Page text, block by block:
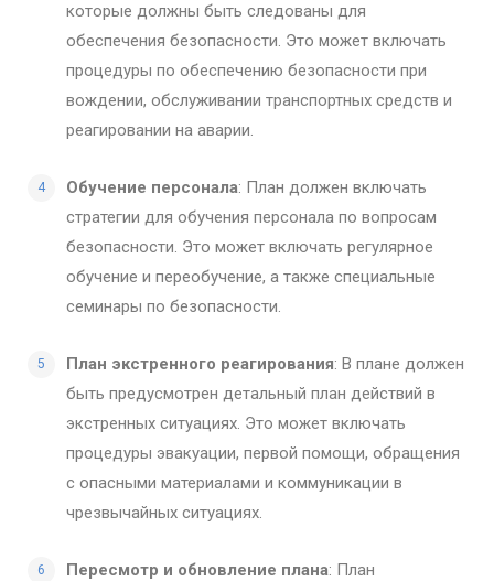
которые должны быть следованы для
обеспечения безопасности. Это может включать
процедуры по обеспечению безопасности при
вождении, обслуживании транспортных средств и
реагировании на аварии.
Обучение персонала: План должен включать
стратегии для обучения персонала по вопросам
безопасности. Это может включать регулярное
обучение и переобучение, а также специальные
семинары по безопасности.
План экстренного реагирования: В плане должен
быть предусмотрен детальный план действий в
экстренных ситуациях. Это может включать
процедуры эвакуации, первой помощи, обращения
с опасными материалами и коммуникации в
чрезвычайных ситуациях.
Пересмотр и обновление плана: План